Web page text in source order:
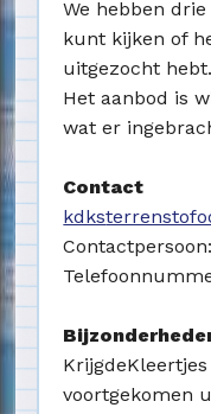
We hebben
kunt kijken of
uitgezocht
Het aanbod is
wat er
Contact
kdks
voortgekomen